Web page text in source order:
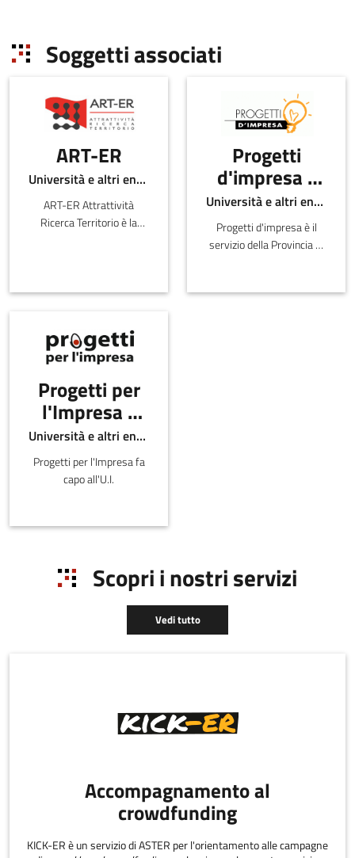
Soggetti associati
ART-ER
Università e altri enti pubblici
ART-ER Attrattività
Ricerca Territorio è la
favorire la crescita
Progetti
d'impresa -
Città
Metropolitan
a di Bologna
Università e altri enti pubblici
Progetti d'impresa è il
servizio della Provincia di
attivo sul territorio dal
Progetti per
l'Impresa -
Comune di
Bologna
Università e altri enti pubblici
Progetti per l'Impresa fa
capo all'U.I.
Scopri i nostri servizi
Vedi tutto
Accompagnamento al
crowdfunding
KICK-ER è un servizio di ASTER per l'orientamento alle campagne